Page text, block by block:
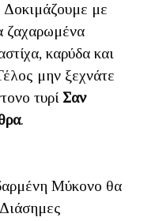
με
ζαχαρωμένα
καρύδα και
μην ξεχνάτε
τυρί Σαν
.
Μύκονο θα